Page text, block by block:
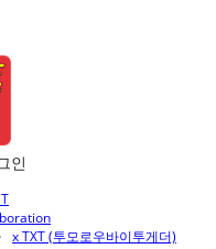
인
x TXT (투모로우바이투게더)